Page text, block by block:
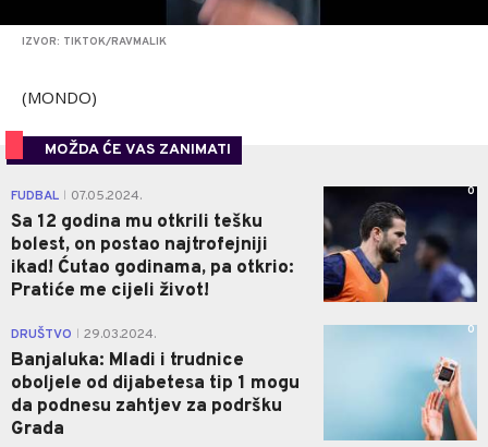
IZVOR: TIKTOK/RAVMALIK
(MONDO)
MOŽDA ĆE VAS ZANIMATI
FUDBAL 07.05.2024.
Sa 12 godina mu otkrili tešku
bolest, on postao najtrofejniji
ikad! Ćutao godinama, pa otkrio:
Pratiće me cijeli život!
0
DRUŠTVO 29.03.2024.
Banjaluka: Mladi i trudnice
oboljele od dijabetesa tip 1 mogu
da podnesu zahtjev za podršku
Grada
0